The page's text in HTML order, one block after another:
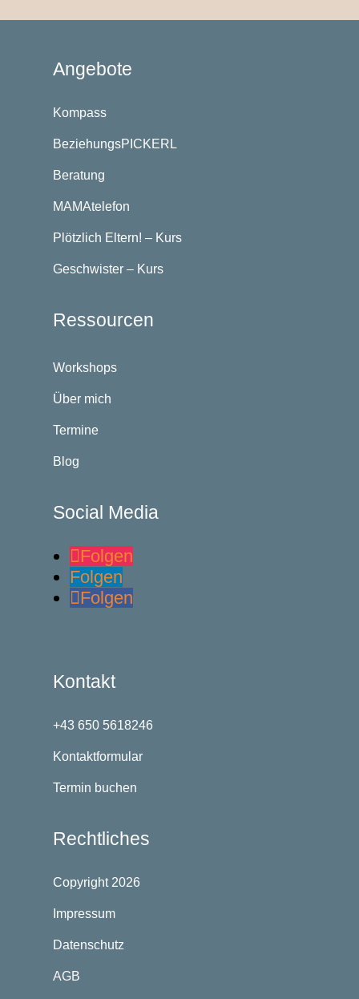
Angebote
Kompass
BeziehungsPICKERL
Beratung
MAMAtelefon
Plötzlich Eltern! – Kurs
Geschwister – Kurs
Ressourcen
Workshops
Über mich
Termine
Blog
Social Media
Folgen
Folgen
Folgen
Kontakt
+43 650 5618246
Kontaktformular
Termin buchen
Rechtliches
Copyright 2026
Impressum
Datenschutz
AGB